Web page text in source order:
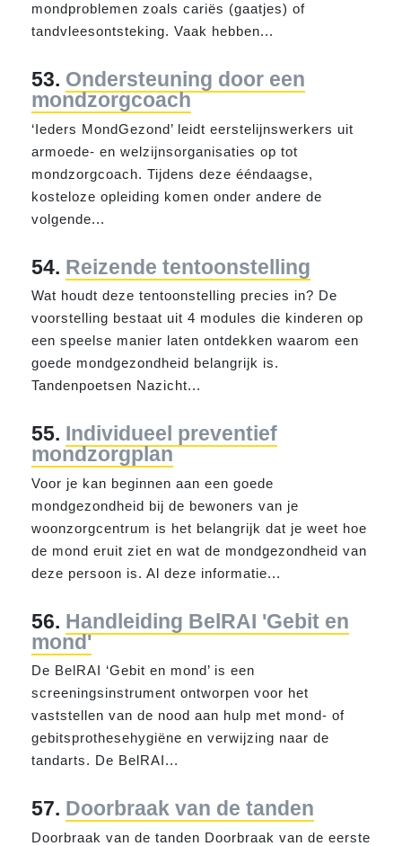
mond problemen zoals cariës (gaatjes) of
tandvleesontsteking. Vaak hebben...
53. Ondersteuning door een
mondzorgcoach
‘Ieders MondGezond’ leidt eerstelijnswerkers uit
armoede- en welzijnsorganisaties op tot
mondzorgcoach. Tijdens deze ééndaagse,
kosteloze opleiding komen onder andere de
volgende...
54. Reizende tentoonstelling
Wat houdt deze tentoonstelling precies in? De
voorstelling bestaat uit 4 modules die kinderen op
een speelse manier laten ontdekken waarom een
goede mondgezond heid belangrijk is.
Tandenpoetsen Nazicht...
55. Individueel preventief
mondzorgplan
Voor je kan beginnen aan een goede
mondgezondheid bij de bewoners van je
woonzorgcentrum is het belangrijk dat je weet hoe
de mond eruit ziet en wat de mondgezondheid van
deze persoon is. Al deze informatie...
56. Handleiding BelRAI 'Gebit en
mond'
De BelRAI ‘Gebit en mond ’ is een
screeningsinstrument ontworpen voor het
vaststellen van de nood aan hulp met mond- of
gebitsprothesehygiëne en verwijzing naar de
tandarts. De BelRAI...
57. Doorbraak van de tanden
Doorbraak van de tanden Doorbraak van de eerste